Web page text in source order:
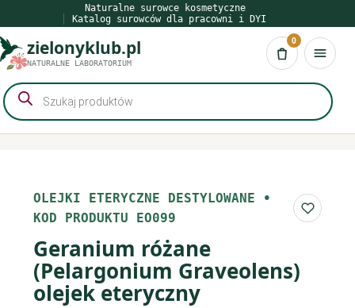
do
treści
Naturalne surowce kosmetyczne
Katalog surowców dla pracowni i DYI
zielonyklub.pl
NATURALNE LABORATORIUM Koszyk
0
Wyszukiwarka
produktów
OLEJKI ETERYCZNE DESTYLOWANE •
KOD PRODUKTU EO099
Do
Geranium różane
(Pelargonium Graveolens)
olejek eteryczny